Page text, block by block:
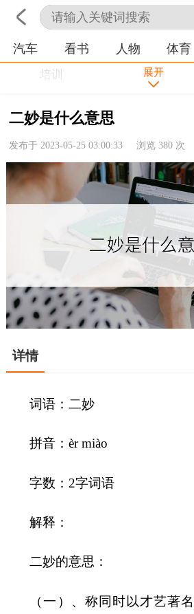
首页 科技 生
汽车 看书 人物 体育
培训 学习
农业
健康
历史
展开
二妙是什么意思
发布于 2023-05-25 03:00:33 浏览380 次
详情
词语：二妙
拼音：èr miào
字数：2字词语
解释：
二妙的意思：
（一）、称同时以才艺著